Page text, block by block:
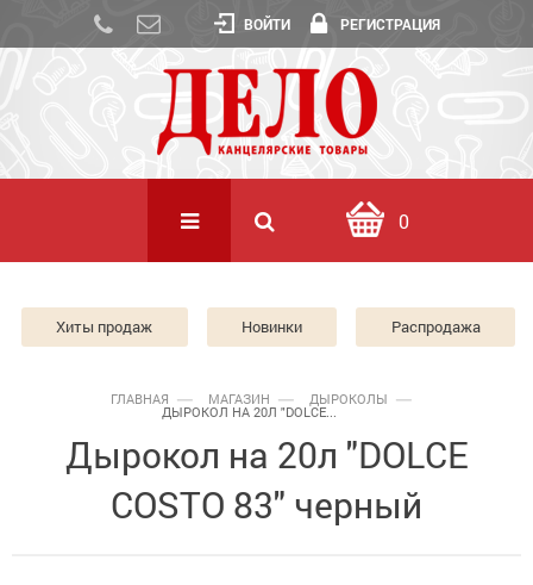
ВОЙТИ РЕГИСТРАЦИЯ
0
Хиты продаж Новинки Распродажа
ГЛАВНАЯ МАГАЗИН ДЫРОКОЛЫ
ДЫРОКОЛ НА 20Л "DOLCE...
Дырокол на 20л "DOLCE
COSTO 83" черный